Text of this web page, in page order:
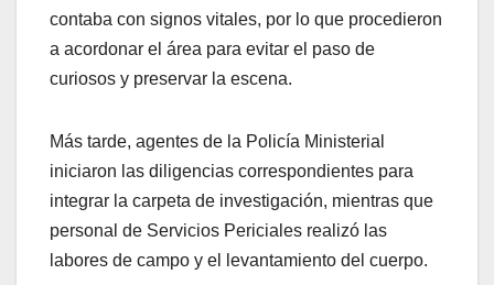
contaba con signos vitales, por lo que procedieron
a acordonar el área para evitar el paso de
curiosos y preservar la escena.
Más tarde, agentes de la Policía Ministerial
iniciaron las diligencias correspondientes para
integrar la carpeta de investigación, mientras que
personal de Servicios Periciales realizó las
labores de campo y el levantamiento del cuerpo.